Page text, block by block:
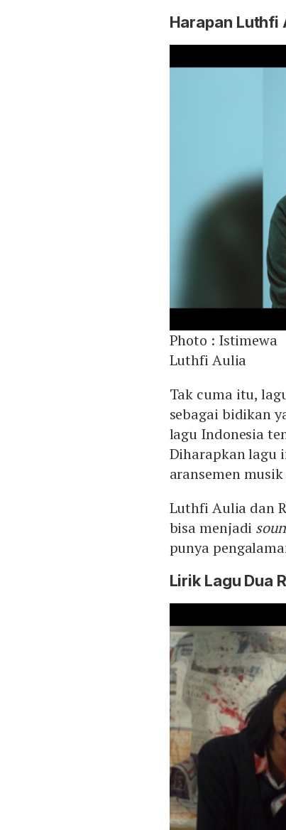
Harapan Luthfi
Photo : Istimewa
Luthfi Aulia
Tak cuma itu,
sebagai bidikan
lagu Indonesia
Diharapkan lagu
aransemen
Luthfi Aulia dan
bisa menjadi
punya
Lirik Lagu Dua